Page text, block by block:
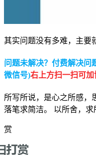
其实问题没有多难，主要
问题未解决？付费解决问
微信号)右上方扫一扫可加
所写所说，是心之所感，
落笔求简洁。 以所舍，求
赏